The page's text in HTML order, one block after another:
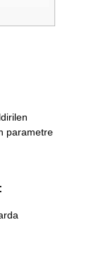
parametre